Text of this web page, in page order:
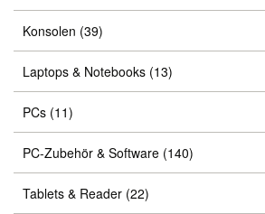
Konsolen (39)
Laptops & Notebooks (13)
PCs (11)
PC-Zubehör & Software (140)
Tablets & Reader (22)